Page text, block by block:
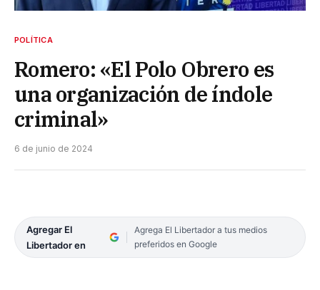
POLÍTICA
Romero: «El Polo Obrero es
una organización de índole
criminal»
6 de junio de 2024
Agregar El
Libertador en
Agrega El Libertador a tus medios
preferidos en Google